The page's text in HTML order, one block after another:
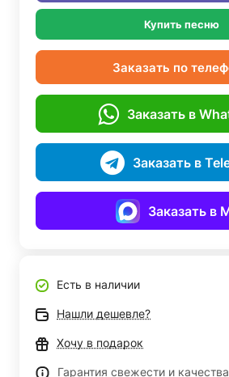
Купить песню
Заказать по
Заказать в
Заказать в
Заказать в
Есть в наличии
Нашли дешевле?
Хочу в подарок
Гарантия свежести и качества